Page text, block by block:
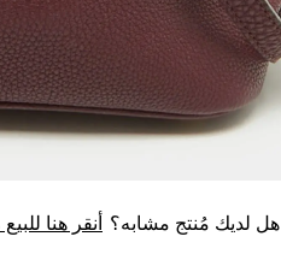
هل لديك مُنتج مشابه؟ أنقر هنا